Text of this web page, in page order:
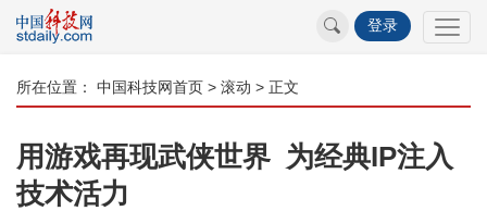
登录
所在位置： 中国科技网首页 > 滚动 > 正文
用游戏再现武侠世界 为经典IP注入
技术活力